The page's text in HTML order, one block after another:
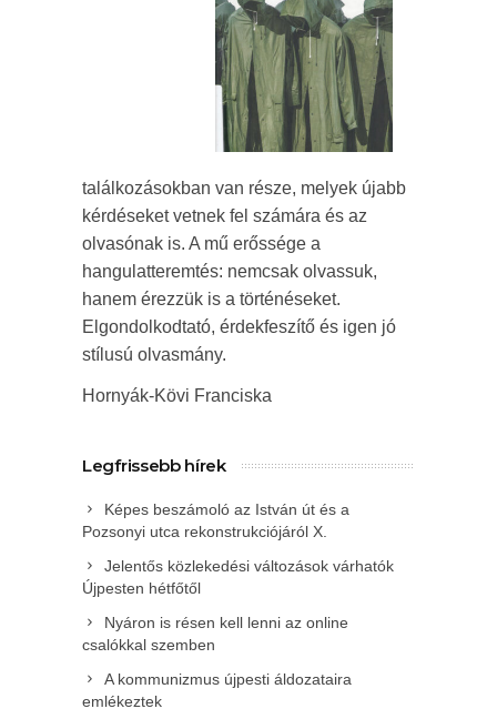
találkozásokban van része, melyek újabb
kérdéseket vetnek fel számára és az
olvasónak is. A mű erőssége a
hangulatteremtés: nemcsak olvassuk,
hanem érezzük is a történéseket.
Elgondolkodtató, érdekfeszítő és igen jó
stílusú olvasmány.
Hornyák-Kövi Franciska
Legfrissebb hírek
Képes beszámoló az István út és a
Pozsonyi utca rekonstrukciójáról X.
Jelentős közlekedési változások várhatók
Újpesten hétfőtől
Nyáron is résen kell lenni az online
csalókkal szemben
A kommunizmus újpesti áldozataira
emlékeztek